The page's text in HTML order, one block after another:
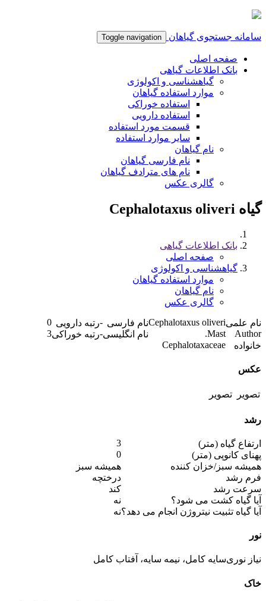
سامانه جستجوی گیاهان Toggle navigation
صفحه اصلی
بانک اطلاعات گیاهی
گیاهشناسی و اکولوژی
موارد استفاده گیاهان
استفاده خوراکی
استفاده دارویی
قسمت مورد استفاده
سایر موارد استفاده
نام گیاهان
نام فارسی گیاهان
نام های مترادف گیاهان
گالری عکس
گیاه Cephalotaxus oliveri
بانک اطلاعات گیاهی
صفحه اصلی
گیاهشناسی و اکولوژی
موارد استفاده گیاهان
نام گیاهان
گالری عکس
نام علمیCephalotaxus oliveriنام فارسی -رتبه دارویی 0
Author
Mast. نام انگلیسی-رتبه خوراکی3
خانواده
Cephalotaxaceae
عکس
رشد
ارتفاع گیاه (متر)
3
پهنای کانوپی (متر)
0
همیشه سبز/خزان کننده
همیشه سبز
فرم رشد
درختچه
سرعت رشد
کند
آیا گیاه کشت می شود؟
نه
آیا گیاه تثبیت نیتروژن انجام می دهد؟نه
نور
نیاز نوریسایه کامل، نیمه سایه، آفتاب کامل
خاک